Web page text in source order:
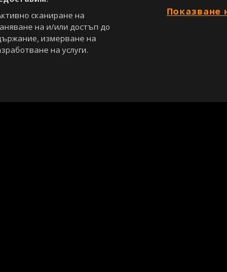
сканиране на
на и/или достъп до
измерване на
на услуги.
Показване